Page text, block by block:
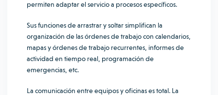
permiten adaptar el servicio a procesos específicos.
Sus funciones de arrastrar y soltar simplifican la
organización de las órdenes de trabajo con calendarios,
mapas y órdenes de trabajo recurrentes, informes de
actividad en tiempo real, programación de
emergencias, etc.
La comunicación entre equipos y oficinas es total. La